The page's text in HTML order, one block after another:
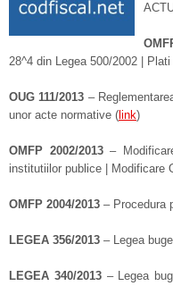
28^4 din Legea 500/2002 |
OUG 111/2013 –
unor acte normative ( link)
OMFP 2002/2013–
institutiilor publice | Modificare
OMFP 2004/2013 – Procedura
LEGEA 356/2013 – Legea
LEGEA 340/2013– Legea